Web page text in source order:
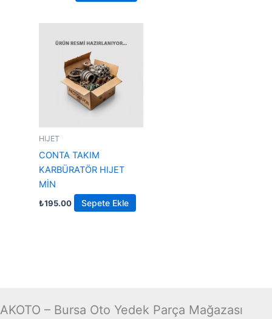
HIJET
CONTA TAKIM
KARBÜRATÖR HIJET
MİN
₺195.00 Sepete Ekle
AKOTO – Bursa Oto Yedek Parça Mağazası